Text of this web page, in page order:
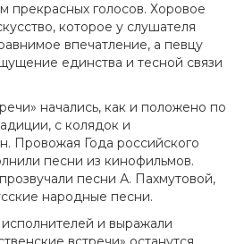
прекрасных голосов. Хоровое
которое у слушателя
впечатление, а певцу
единства и тесной связи
начались, как и положено по
с колядок и
Провожая Года российского
песни из кинофильмов.
песни А. Пахмутовой,
народные песни.
и выражали